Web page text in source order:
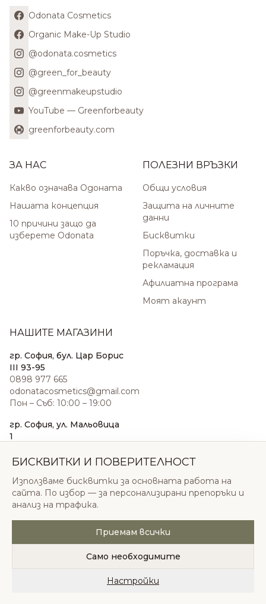
Odonata Cosmetics
Organic Make-Up Studio
@odonata.cosmetics
@green_for_beauty
@greenmakeupstudio
YouTube — Greenforbeauty
greenforbeauty.com
ЗА НАС
Какво означава Одоната
Нашата концепция
10 причини защо да
изберете Odonata
ПОЛЕЗНИ ВРЪЗКИ
Общи условия
Защита на личните
данни
Бисквитки
Поръчка, доставка и
рекламация
Афилиатна програма
Моят акаунт
НАШИТЕ МАГАЗИНИ
гр. София, бул. Цар Борис
III 93-95
0898 977 665
odonatacosmetics@gmail.com
Пон – Съб: 10:00 – 19:00
гр. София, ул. Мальовица
1
sales@odonatacosmetics.com
Нед: 11:00 – 18:00
© 2026 Одоната Козметикс ООД. Всички права
запазени.
Политика за поверителностОбщи условия
БИСКВИТКИ И ПОВЕРИТЕЛНОСТ
Използваме бисквитки за основната работа на
сайта. По избор — за персонализирани препоръки и
анализ на трафика.
Приемам всички
Само необходимите
Настройки